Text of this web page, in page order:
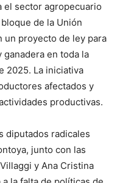
el sector agropecuario
de la Unión
un proyecto de ley para
en toda la
2025. La iniciativa
afectados y
productivas.
diputados radicales
junto con las
y Ana Cristina